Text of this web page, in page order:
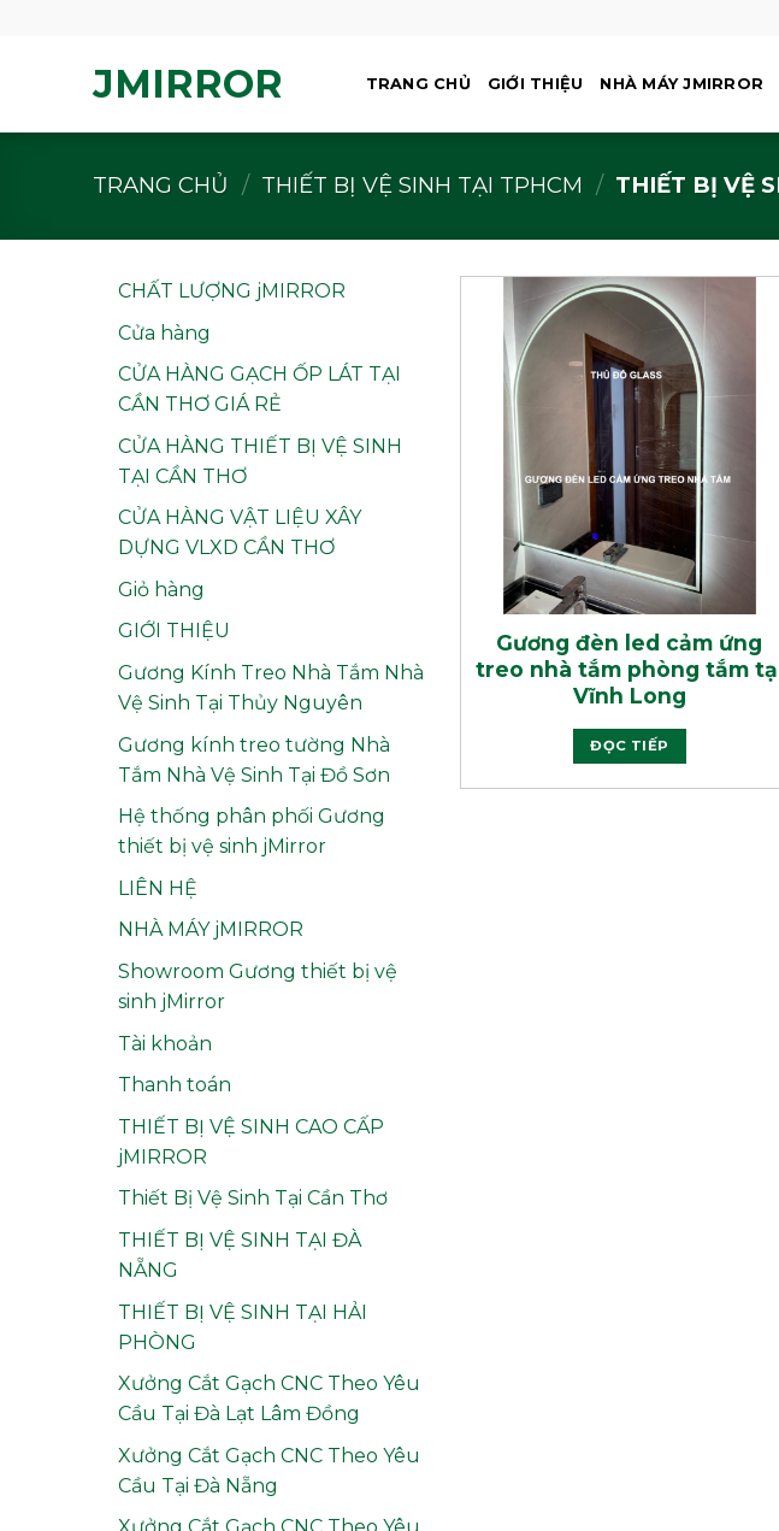
JMIRROR TRANG CHỦ GIỚI THIỆU NHÀ MÁY JMIRROR
TRANG CHỦ / THIẾT BỊ VỆ SINH TẠI TPHCM / THIẾT BỊ VỆ
CHẤT LƯỢNG jMIRROR
Cửa hàng
CỬA HÀNG GẠCH ỐP LÁT TẠI
CẦN THƠ GIÁ RẺ
CỬA HÀNG THIẾT BỊ VỆ SINH
TẠI CẦN THƠ
CỬA HÀNG VẬT LIỆU XÂY
DỰNG VLXD CẦN THƠ
Giỏ hàng
GIỚI THIỆU
Gương Kính Treo Nhà Tắm Nhà
Vệ Sinh Tại Thủy Nguyên
Gương kính treo tường Nhà
Tắm Nhà Vệ Sinh Tại Đồ Sơn
Hệ thống phân phối Gương
thiết bị vệ sinh jMirror
LIÊN HỆ
NHÀ MÁY jMIRROR
Showroom Gương thiết bị vệ
sinh jMirror
Tài khoản
Thanh toán
THIẾT BỊ VỆ SINH CAO CẤP
jMIRROR
Thiết Bị Vệ Sinh Tại Cần Thơ
THIẾT BỊ VỆ SINH TẠI ĐÀ
NẴNG
THIẾT BỊ VỆ SINH TẠI HẢI
PHÒNG
Xưởng Cắt Gạch CNC Theo Yêu
Cầu Tại Đà Lạt Lâm Đồng
Xưởng Cắt Gạch CNC Theo Yêu
Cầu Tại Đà Nẵng
Gương đèn led cảm ứng
treo nhà tắm phòng tắm
Vĩnh Long
ĐỌC TIẾP